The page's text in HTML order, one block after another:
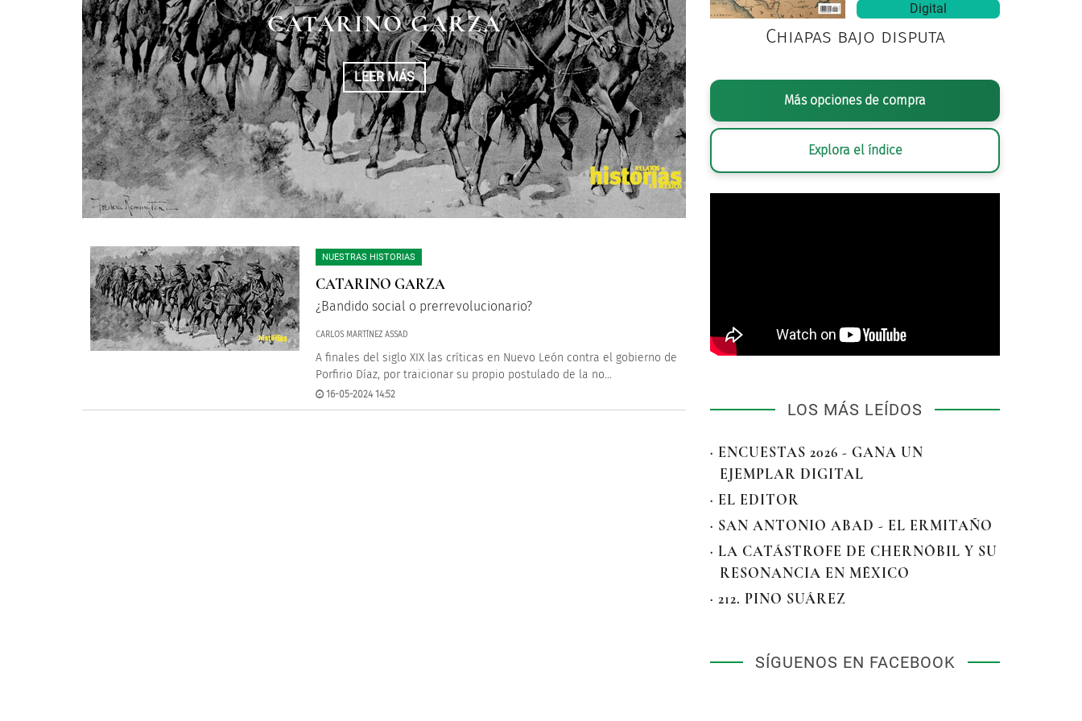
CATARINO GARZA
LEER MÁS
NUESTRAS HISTORIAS
CATARINO GARZA
¿Bandido social o prerrevolucionario?
CARLOS MARTÍNEZ ASSAD
A finales del siglo XIX las críticas en Nuevo León contra el gobierno de
Porfirio Díaz, por traicionar su propio postulado de la no...
16-05-2024 14:52
Digital
Chiapas bajo disputa
Más opciones de compra
Explora el índice
LOS MÁS LEÍDOS
· ENCUESTAS 2026 - GANA UN
EJEMPLAR DIGITAL
· EL EDITOR
· SAN ANTONIO ABAD - EL ERMITAÑO
· LA CATÁSTROFE DE CHERNÓBIL Y SU
RESONANCIA EN MÉXICO
· 212. PINO SUÁREZ
SÍGUENOS EN FACEBOOK